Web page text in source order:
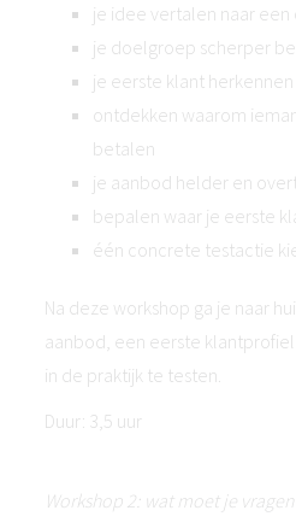
je idee vertalen naar
je doelgroep scherper
je eerste klant herkennen
ontdekken waarom
betalen
je aanbod helder en
bepalen waar je eerste
één concrete testactie
Na deze workshop ga je naar
aanbod, een eerste
in de praktijk te testen.
Duur: 3,5 uur
Workshop 2: wat moet je